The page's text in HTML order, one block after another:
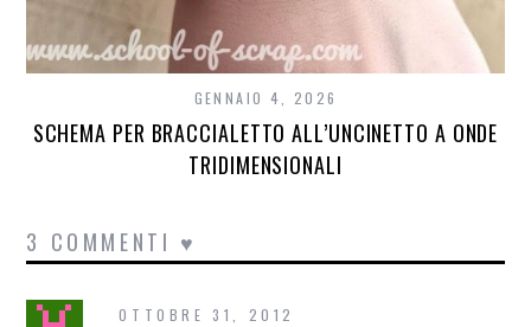
GENNAIO 4, 2026
SCHEMA PER BRACCIALETTO ALL’UNCINETTO A ONDE
TRIDIMENSIONALI
3 COMMENTI ♥
OTTOBRE 31, 2012